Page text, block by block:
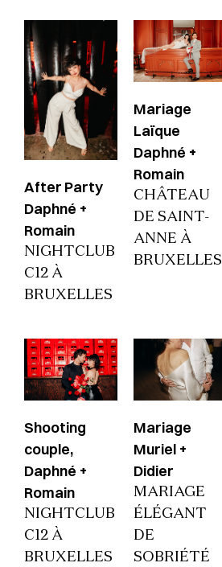
After Party
Daphné +
Romain
NIGHTCLUB
C12 À
BRUXELLES
Mariage
Laïque
Daphné +
Romain
CHÂTEAU
DE SAINT-
ANNE À
BRUXELLES
Shooting
couple,
Daphné +
Romain
NIGHTCLUB
C12 À
BRUXELLES
Mariage
Muriel +
Didier
MARIAGE
ÉLÉGANT
DE
SOBRIÉTÉ